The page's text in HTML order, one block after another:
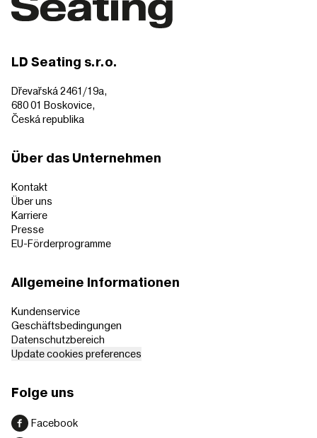
LD Seating s.r.o.
Dřevařská 2461/19a,
680 01 Boskovice,
Česká republika
Über das Unternehmen
Kontakt
Über uns
Karriere
Presse
EU-Förderprogramme
Allgemeine Informationen
Kundenservice
Geschäftsbedingungen
Datenschutzbereich
Update cookies preferences
Folge uns
Facebook